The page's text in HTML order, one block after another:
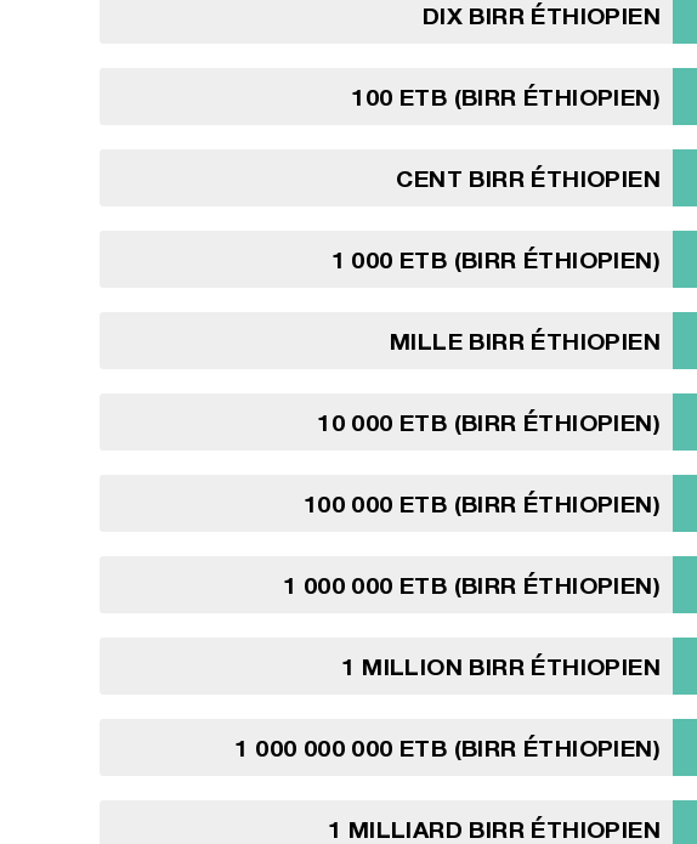
DIX BIRR ÉTHIOPIEN
100 ETB (BIRR ÉTHIOPIEN)
CENT BIRR ÉTHIOPIEN
1 000 ETB (BIRR ÉTHIOPIEN)
MILLE BIRR ÉTHIOPIEN
10 000 ETB (BIRR ÉTHIOPIEN)
100 000 ETB (BIRR ÉTHIOPIEN)
1 000 000 ETB (BIRR ÉTHIOPIEN)
1 MILLION BIRR ÉTHIOPIEN
1 000 000 000 ETB (BIRR ÉTHIOPIEN)
1 MILLIARD BIRR ÉTHIOPIEN